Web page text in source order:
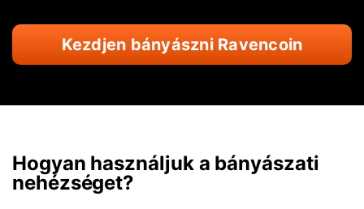
Kezdjen bányászni Ravencoin
Hogyan használjuk a bányászati
nehézséget?